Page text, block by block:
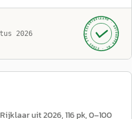
2026 GECONTROLEERD ·
AUTOKOPEN.NL
· SINDS 1999 ·
uit 2026, 116 pk, 0–100